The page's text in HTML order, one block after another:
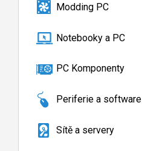
Modding PC
Notebooky a PC
PC Komponenty
Periferie a software
Sítě a servery